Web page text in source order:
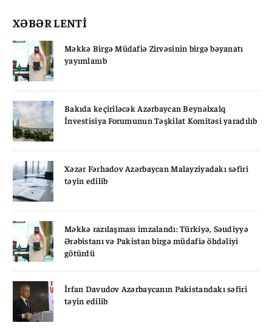
XƏBƏR LENTİ
Məkkə Birgə Müdafiə Zirvəsinin birgə bəyanatı
yayımlanıb
Bakıda keçiriləcək Azərbaycan Beynəlxalq
İnvestisiya Forumunun Təşkilat Komitəsi yaradılıb
Xəzər Fərhadov Azərbaycan Malayziyadakı səfiri
təyin edilib
Məkkə razılaşması imzalandı: Türkiyə, Səudiyyə
Ərəbistanı və Pakistan birgə müdafiə öhdəliyi
götürdü
İrfan Davudov Azərbaycanın Pakistandakı səfiri
təyin edilib